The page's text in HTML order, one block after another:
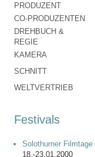
PRODUZENT
CO-PRODUZENTEN
DREHBUCH &
REGIE
KAMERA
SCHNITT
WELTVERTRIEB
Festivals
Solothurner Filmtage
18.-23.01.2000